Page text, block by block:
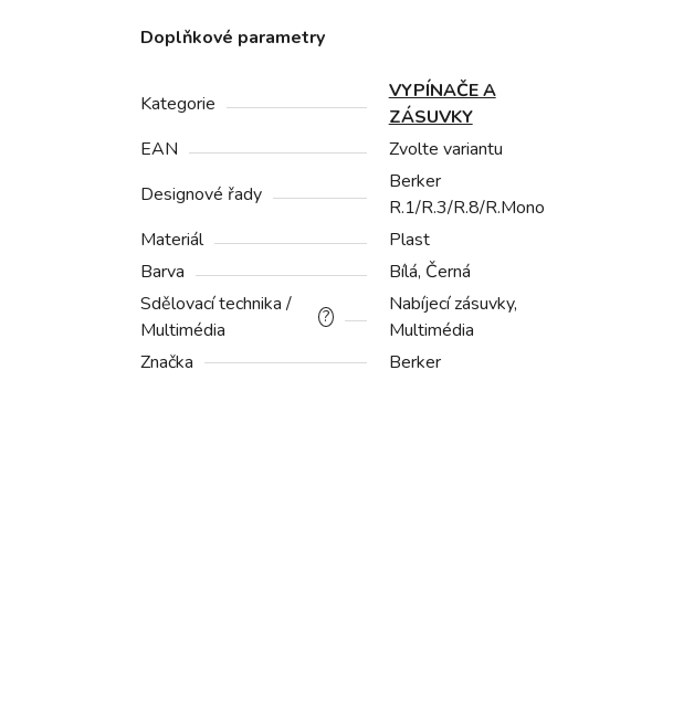
Doplňkové parametry
Kategorie
VYPÍNAČE A
ZÁSUVKY
EAN
Zvolte variantu
Designové řady
Berker
R.1/R.3/R.8/R.Mono
Materiál
Plast
Barva
Bílá, Černá
?
Sdělovací technika /
Multimédia
Nabíjecí zásuvky,
Multimédia
Značka
Berker